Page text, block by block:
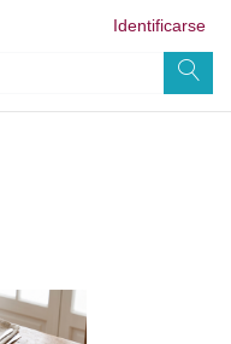
Identificarse